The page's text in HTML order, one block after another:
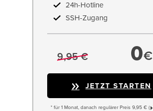
24h-Hotline
SSH-Zugang
9,95 € 0€
JETZT STARTEN
* für 1 Monat, danach regulärer Preis 9,95 € (